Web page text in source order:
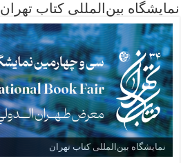
نمایشگاه بین‌المللی کتاب تهران
نمایشگاه بین‌المللی کتاب تهران